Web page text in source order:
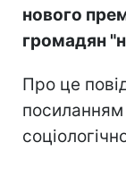
нового
громадян
Про це
посиланням